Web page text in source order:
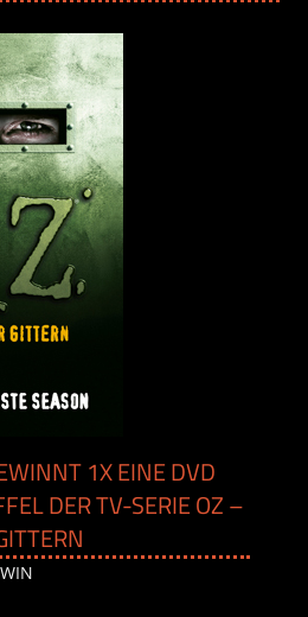
1X EINE DVD
DER TV-SERIE OZ –
Desiree
WIN